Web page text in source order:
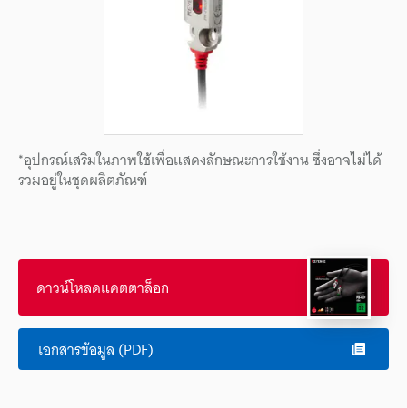
*อุปกรณ์เสริมในภาพใช้เพื่อแสดงลักษณะการใช้งาน ซึ่งอาจไม่ได้
รวมอยู่ในชุดผลิตภัณฑ์
ดาวน์โหลดแคตตาล็อก
เอกสารข้อมูล (PDF)